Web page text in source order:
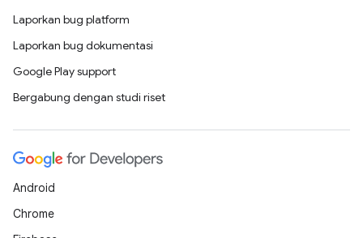
Laporkan bug platform
Laporkan bug dokumentasi
Google Play support
Bergabung dengan studi riset
Android
Chrome